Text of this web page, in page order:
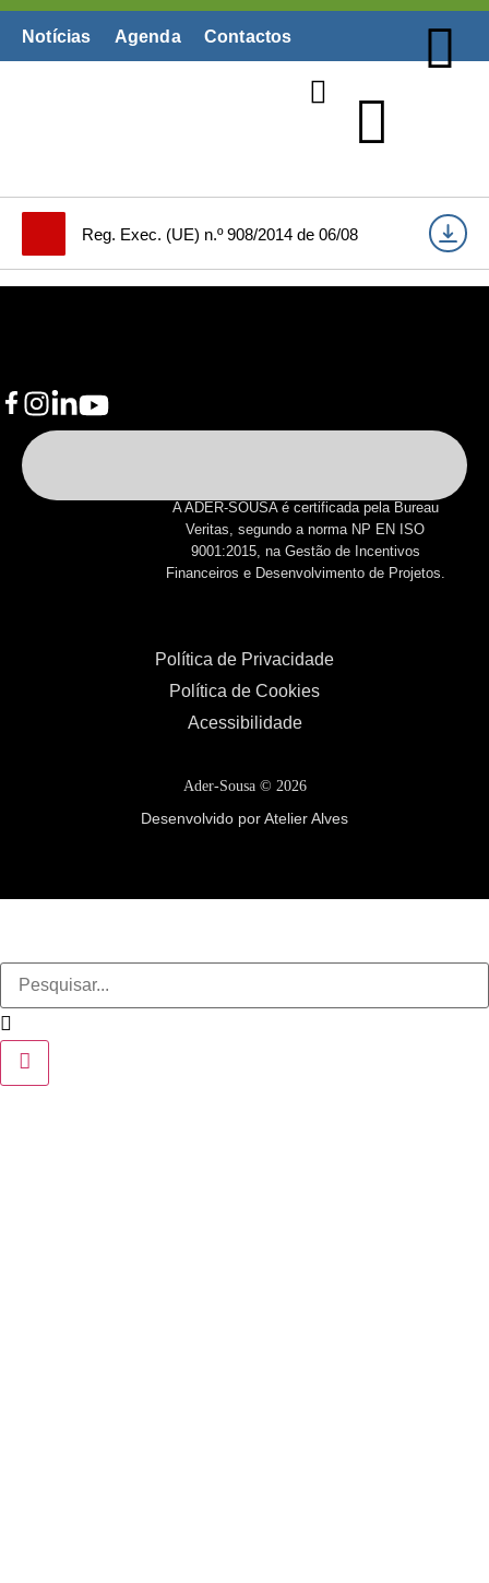
Notícias Agenda Contactos
Reg. Exec. (UE) n.º 908/2014 de 06/08
A ADER-SOUSA é certificada pela Bureau
Veritas, segundo a norma NP EN ISO
9001:2015, na Gestão de Incentivos
Financeiros e Desenvolvimento de Projetos.
Política de Privacidade
Política de Cookies
Acessibilidade
Ader-Sousa © 2026
Desenvolvido por Atelier Alves